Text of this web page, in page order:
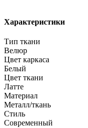
Характеристики
Тип ткани
Велюр
Цвет каркаса
Белый
Цвет ткани
Латте
Материал
Металл/ткань
Стиль
Современный